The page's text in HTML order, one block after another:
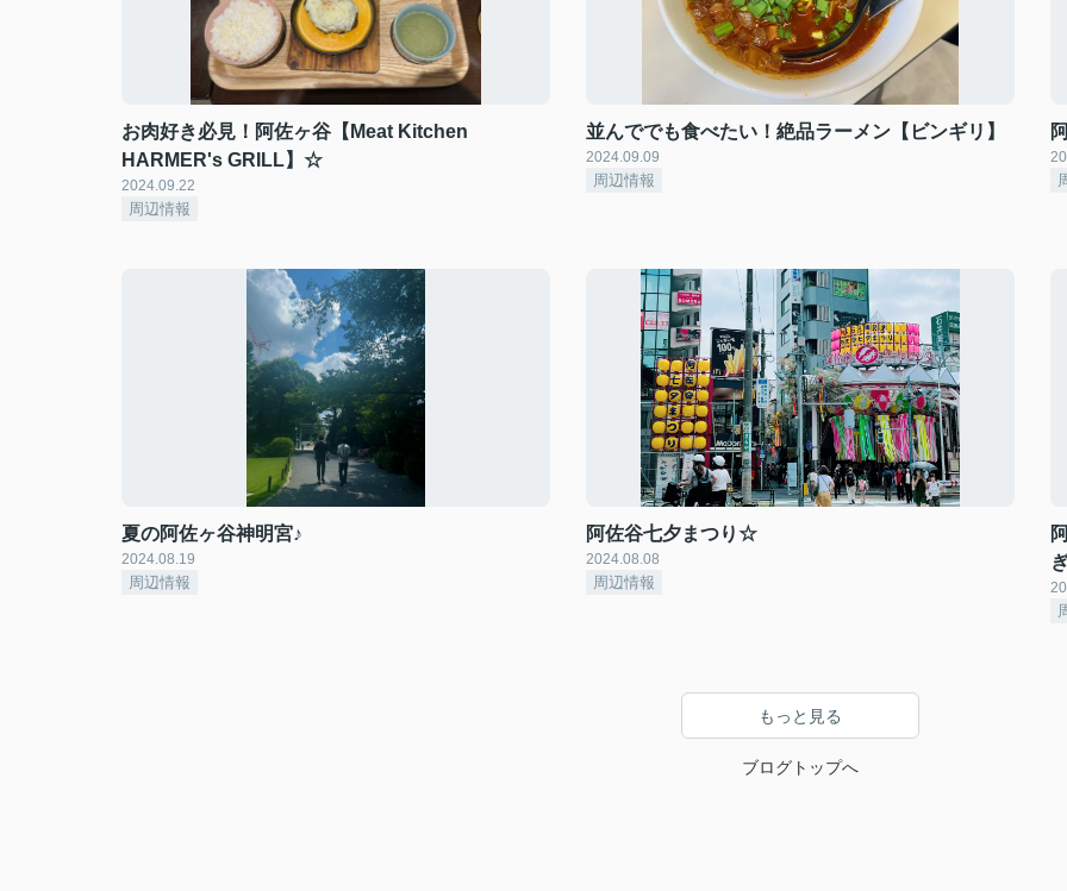
お肉好き必見！阿佐ヶ谷【Meat Kitchen
HARMER's GRILL】☆
2024.09.22
周辺情報
並んででも食べたい！絶品ラーメン【ビンギリ】
2024.09.09
周辺情報
夏の阿佐ヶ谷神明宮♪
2024.08.19
周辺情報
阿佐谷七夕まつり☆
2024.08.08
周辺情報
もっと見る
ブログトップへ